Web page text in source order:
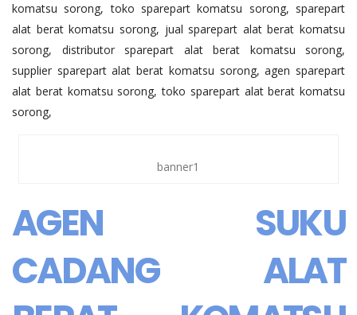
komatsu sorong, toko sparepart komatsu sorong, sparepart
alat berat komatsu sorong, jual sparepart alat berat komatsu
sorong, distributor sparepart alat berat komatsu sorong,
supplier sparepart alat berat komatsu sorong, agen sparepart
alat berat komatsu sorong, toko sparepart alat berat komatsu
sorong,
banner1
AGEN SUKU
CADANG ALAT